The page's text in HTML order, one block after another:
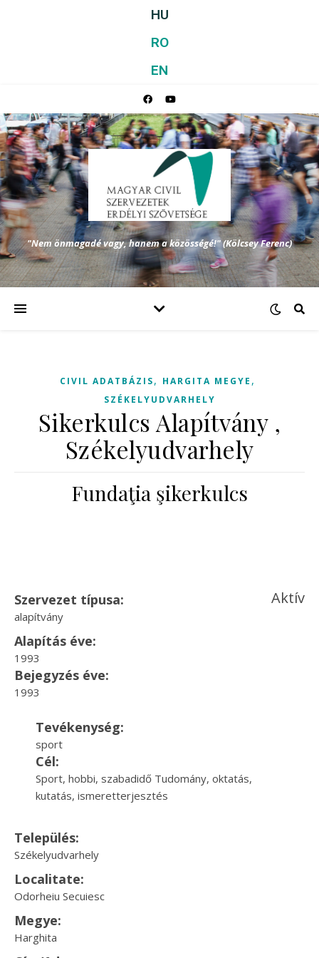
HU
RO
EN
"Nem önmagadé vagy, hanem a közösségé!" (Kölcsey Ferenc)
CIVIL ADATBÁZIS, HARGITA MEGYE ,
SZÉKELYUDVARHELY
Sikerkulcs Alapítvány ,
Székelyudvarhely
Fundaţia şikerkulcs
Szervezet típusa:
alapítvány
Aktív
Alapítás éve:
1993
Bejegyzés éve:
1993
Tevékenység:
sport
Cél:
Sport, hobbi, szabadidő Tudomány, oktatás,
kutatás, ismeretterjesztés
Település:
Székelyudvarhely
Localitate:
Odorheiu Secuiesc
Megye:
Harghita